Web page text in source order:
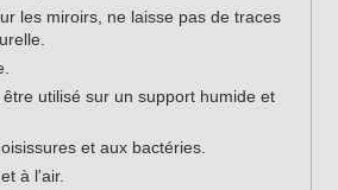
les miroirs, ne laisse pas de traces
utilisé sur un support humide et
et aux bactéries.
à l'air.